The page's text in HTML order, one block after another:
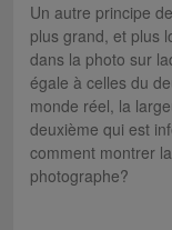
Un autre principe
plus grand, et plus
dans la photo sur
égale à celles du
monde réel, la
deuxième qui est
comment montrer
photographe?